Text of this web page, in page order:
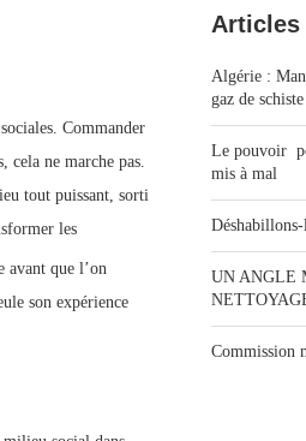
Commander
cela ne marche pas.
tout puissant, sorti
les
avant que l’on
son expérience
Articles
Algérie :
gaz de
Le pouvoir
mis à mal
Déshabillons-
UN ANGLE
Commission